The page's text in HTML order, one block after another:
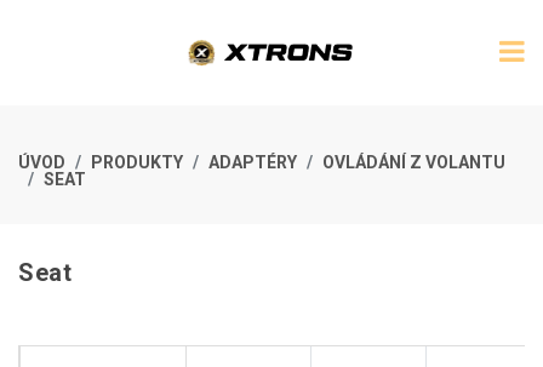
ÚVOD PRODUKTY ADAPTÉRY
OVLÁDÁNÍ Z VOLANTU
SEAT
Seat